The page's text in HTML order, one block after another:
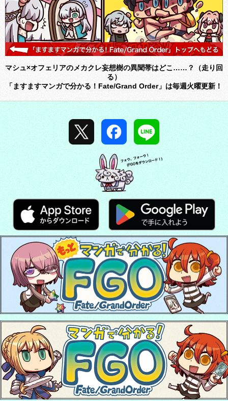
マシュ×オフェリアのメカクレ妄想樹の異聞帯はどこ……？（走り回
る）
「ますますマンガで分かる！Fate/Grand Order」は毎週火曜更新！